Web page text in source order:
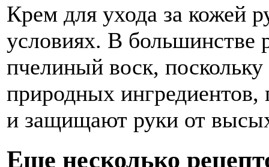
Крем для ухода за кожей
условиях. В большинстве
пчелиный воск,
природных
и защищают руки от
Еще несколько